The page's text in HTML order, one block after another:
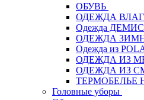
ОБУВЬ
ОДЕЖДА
Одежда
ОДЕЖДА
Одежда из
ОДЕЖДА ИЗ
ОДЕЖДА ИЗ
ТЕРМОБЕЛЬЕ
Головные уборы